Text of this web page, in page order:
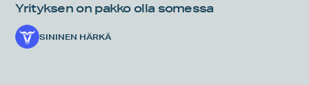
Yrityksen on pakko olla somessa
SININEN HÄRKÄ